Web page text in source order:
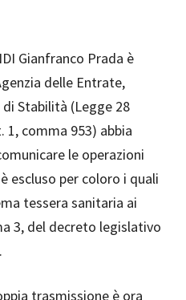
Gianfranco Prada è
delle Entrate,
Stabilità (Legge 28
1, comma 953) abbia
le operazioni
escluso per coloro i quali
tessera sanitaria ai
3, del decreto legislativo
trasmissione è ora